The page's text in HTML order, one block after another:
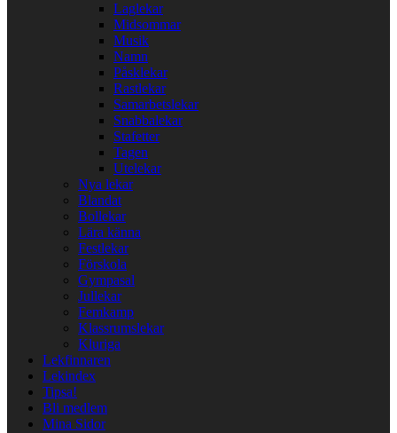
Laglekar
Midsommar
Musik
Namn
Påsklekar
Rastlekar
Samarbetslekar
Snabbalekar
Stafetter
Tagen
Utelekar
Nya lekar
Blandat
Bollekar
Lära känna
Festlekar
Förskola
Gympasal
Jullekar
Femkamp
Klassrumslekar
Kluriga
Lekfinnaren
Lekindex
Tipsa!
Bli medlem
Mina Sidor